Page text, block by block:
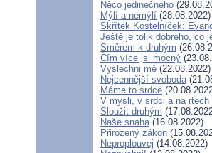
Něco jedinečného
Mýlí a nemýlí (28.08.2022)
Skřítek Kostelníček:
Ještě je tolik dobrého, co
Směrem k druhým
Čím více jsi mocný
Vyslechni mě (22.08.2022)
Nejcennější svoboda
Máme to srdce
V mysli, v srdci a na rtech
Sloužit druhým
Naše snaha(16.08.2022)
Přirozený zákon
Neproplouvej (14.08.2022)